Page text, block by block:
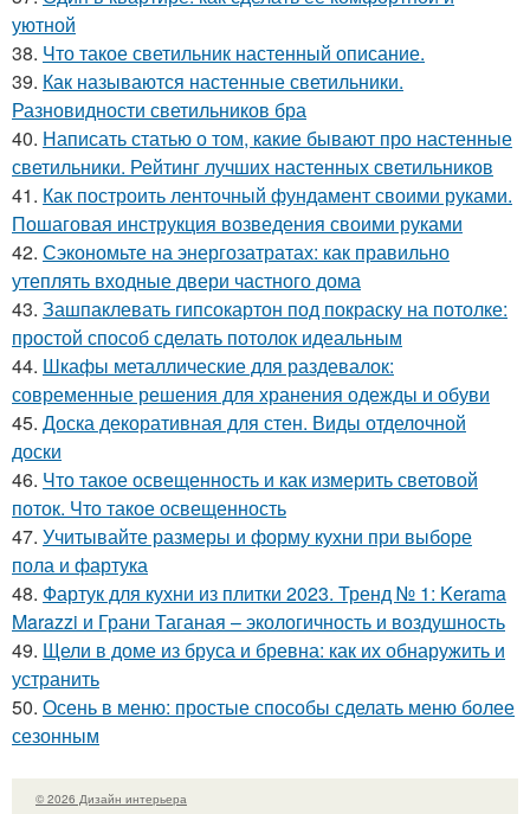
уютной
38. Что такое светильник настенный описание.
39. Как называются настенные светильники.
Разновидности светильников бра
40. Написать статью о том, какие бывают про настенные
светильники. Рейтинг лучших настенных светильников
41. Как построить ленточный фундамент своими руками.
Пошаговая инструкция возведения своими руками
42. Сэкономьте на энергозатратах: как правильно
утеплять входные двери частного дома
43. Зашпаклевать гипсокартон под покраску на потолке:
простой способ сделать потолок идеальным
44. Шкафы металлические для раздевалок:
современные решения для хранения одежды и обуви
45. Доска декоративная для стен. Виды отделочной
доски
46. Что такое освещенность и как измерить световой
поток. Что такое освещенность
47. Учитывайте размеры и форму кухни при выборе
пола и фартука
48. Фартук для кухни из плитки 2023. Тренд № 1: Kerama
Marazzi и Грани Таганая – экологичность и воздушность
49. Щели в доме из бруса и бревна: как их обнаружить и
устранить
50. Осень в меню: простые способы сделать меню более
сезонным
© 2026 Дизайн интерьера